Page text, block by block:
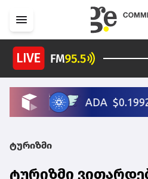
ტურიზმი
ტურიზმი